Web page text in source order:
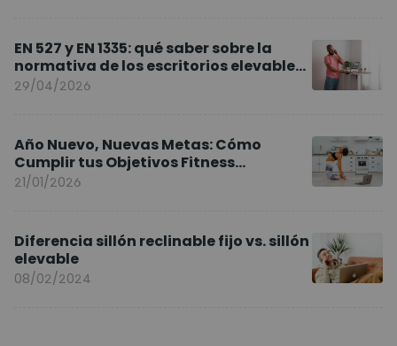
EN 527 y EN 1335: qué saber sobre la
normativa de los escritorios elevables
y sillas ergonómicas
29/04/2026
Año Nuevo, Nuevas Metas: Cómo
Cumplir tus Objetivos Fitness
Entrenando en Casa
21/01/2026
Diferencia sillón reclinable fijo vs. sillón
elevable
08/02/2024